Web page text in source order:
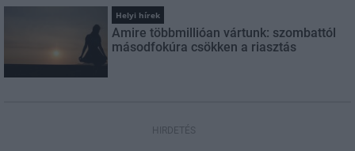
Helyi hírek
Amire többmillióan vártunk: szombattól
másodfokúra csökken a riasztás
HIRDETÉS